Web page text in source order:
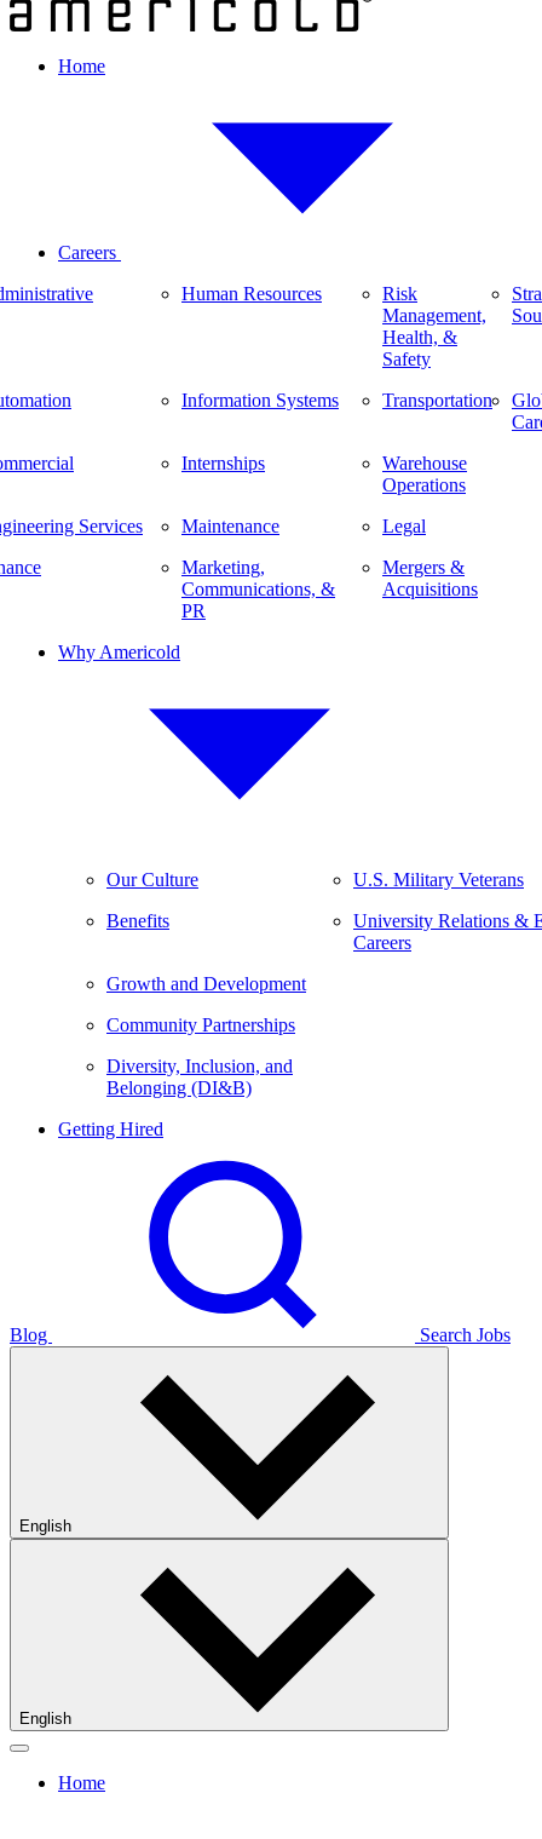
Home
Careers
Services
Human Resources
Information Systems
Internships
Maintenance
Marketing,
Communications, &
PR
Risk
Management,
Health, &
Safety
Transportation
Warehouse
Operations
Legal
Mergers &
Acquisitions
Why Americold
Our Culture
Benefits
Growth and Development
Community Partnerships
Diversity, Inclusion, and
Belonging (DI&B)
U.S. Military Veterans
University Relations &
Careers
Getting Hired
Blog Search Jobs
English
English
Home